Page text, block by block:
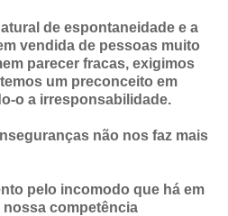
de espontaneidade e a
vendida de pessoas muito
parecer fracas, exigimos
um preconceito em
o a irresponsabilidade.
não nos faz mais
pelo incomodo que há em
competência